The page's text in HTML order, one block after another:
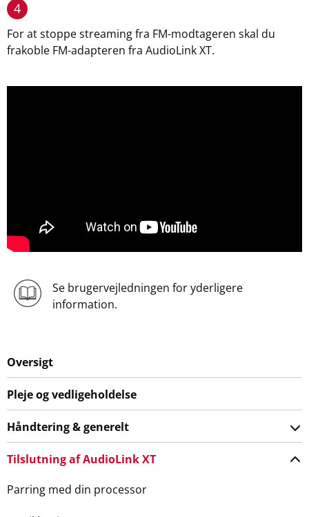
4
For at stoppe streaming fra FM-modtageren skal du
frakoble FM-adapteren fra AudioLink XT.
Se brugervejledningen for yderligere
information.
Oversigt
Pleje og vedligeholdelse
Håndtering & generelt
Tilslutning af AudioLink XT
Parring med din processor